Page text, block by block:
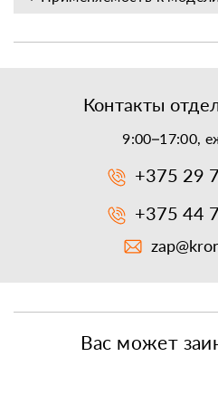
Контакты
9:00–17:00,
+375 29
+375 44
Вас может